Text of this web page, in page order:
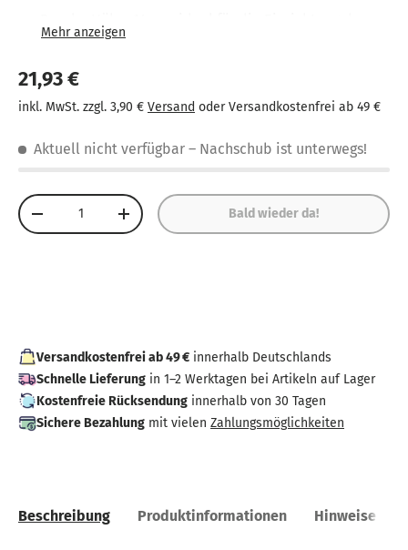
Puppenbadezimmers.
Fördert kreatives Rollenspiel: Kinder können
Erlebnisse nachspielen und neue Geschichten
erfinden.
Passt zu Goki-Puppenhäusern: Kompatibel mit allen
21,93 €
inkl. MwSt. zzgl. 3,90 € Versand oder Versandkostenfrei ab 49 €
Aktuell nicht verfügbar – Nachschub ist unterwegs!
Anzahl
-
+ Bald wieder da!
Versandkostenfrei ab 49 € innerhalb Deutschlands
Schnelle Lieferung in 1–2 Werktagen bei Artikeln auf Lager
Kostenfreie Rücksendung innerhalb von 30 Tagen
Sichere Bezahlung mit vielen Zahlungsmöglichkeiten
Beschreibung Produktinformationen Hinweise